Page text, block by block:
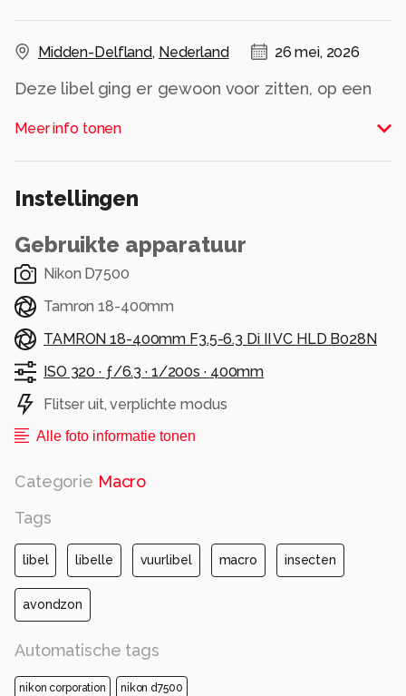
Midden-Delfland, Nederland 26 mei, 2026
Deze libel ging er gewoon voor zitten, op een
avondzonnetje.
Meer info tonen
Instellingen
Gebruikte apparatuur
Nikon D7500
Tamron 18-400mm
TAMRON 18-400mm F3.5-6.3 Di II VC HLD B028N
ISO 320 · ƒ/6.3 · 1/200s · 400mm
Flitser uit, verplichte modus
Alle foto informatie tonen
Categorie Macro
Tags
libel libelle vuurlibel macro insecten
avondzon
Automatische tags
nikon corporation nikon d7500